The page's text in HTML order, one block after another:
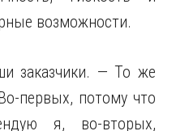
возможности.
заказчики. — То же
первых, потому что
я, во-вторых,